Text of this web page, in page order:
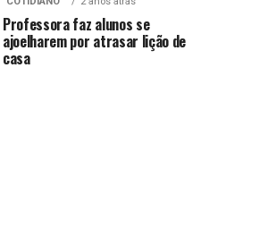
Professora faz alunos se
ajoelharem por atrasar lição de
casa